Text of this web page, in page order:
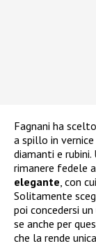
Fagnani ha
a spillo in
diamanti e
rimanere fedele
elegante, con
Solitamente
poi concedersi
se anche per
che la rende